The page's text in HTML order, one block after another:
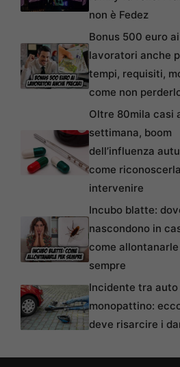
non è Fedez
Bonus 500 euro ai
lavoratori anche
tempi, requisiti,
come non
Oltre 80mila casi
settimana, boom
dell’influenza
come
intervenire
Incubo blatte:
nascondono in
come
sempre
Incidente tra auto
monopattino:
deve risarcire i